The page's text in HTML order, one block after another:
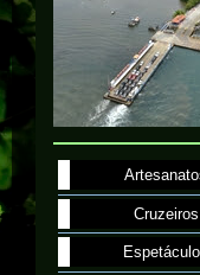
Cruzeiros